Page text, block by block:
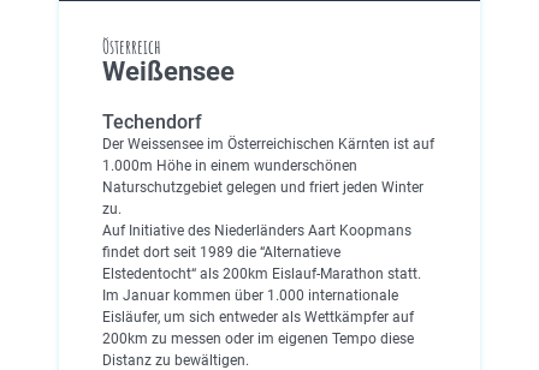
Österreich
Weißensee
Techendorf
Der Weissensee im Österreichischen Kärnten ist auf
1.000m Höhe in einem wunderschönen
Naturschutzgebiet gelegen und friert jeden Winter
zu.
Auf Initiative des Niederländers Aart Koopmans
findet dort seit 1989 die “Alternatieve
Elstedentocht“ als 200km Eislauf-Marathon statt.
Im Januar kommen über 1.000 internationale
Eisläufer, um sich entweder als Wettkämpfer auf
200km zu messen oder im eigenen Tempo diese
Distanz zu bewältigen.